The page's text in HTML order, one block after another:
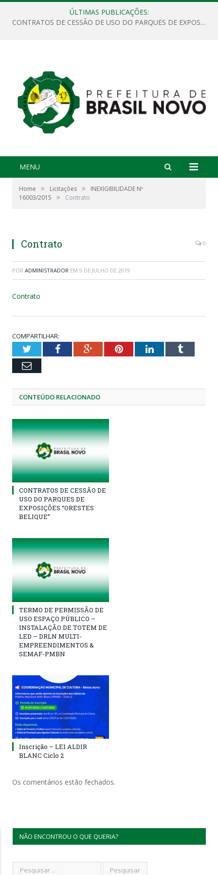
ÚLTIMAS PUBLICAÇÕES:
CONTRATOS DE CESSÃO DE USO DO PARQUES DE EXPOSIÇÕES “ORESTES BELIQUE”
MENU
Home » Licitações »
INEXIGIBILIDADE Nº
16003/2015
» Contrato
Contrato 0
POR ADMINISTRADOR EM 9 DE JULHO DE 2019
Contrato
COMPARTILHAR:
TwitterFacebookGoogle+PinterestLinkedInTumblr
Email
CONTEÚDO RELACIONADO
CONTRATOS DE CESSÃO DE
USO DO PARQUES DE
EXPOSIÇÕES “ORESTES
BELIQUE”
TERMO DE PERMISSÃO DE
USO ESPAÇO PÚBLICO –
INSTALAÇÃO DE TOTEM DE
LED – DRLN MULTI-
EMPREENDIMENTOS &
SEMAF-PMBN
Inscrição – LEI ALDIR
BLANC Ciclo 2
Os comentários estão fechados.
NÃO ENCONTROU O QUE QUERIA?